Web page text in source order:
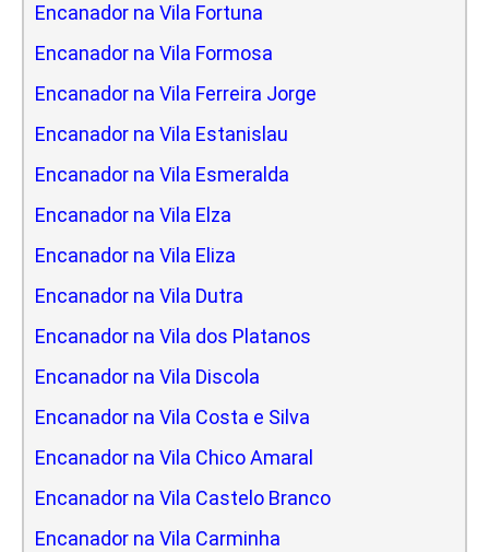
Encanador na Vila Fortuna
Encanador na Vila Formosa
Encanador na Vila Ferreira Jorge
Encanador na Vila Estanislau
Encanador na Vila Esmeralda
Encanador na Vila Elza
Encanador na Vila Eliza
Encanador na Vila Dutra
Encanador na Vila dos Platanos
Encanador na Vila Discola
Encanador na Vila Costa e Silva
Encanador na Vila Chico Amaral
Encanador na Vila Castelo Branco
Encanador na Vila Carminha